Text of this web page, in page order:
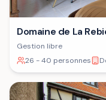
Domaine de La
Gestion libre
26 - 40 personnes